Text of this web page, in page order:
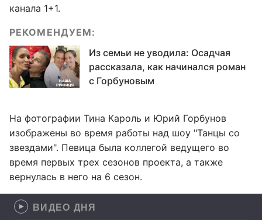
канала 1+1.
РЕКОМЕНДУЕМ:
Из семьи не уводила: Осадчая
рассказала, как начинался роман
с Горбуновым
На фотографии Тина Кароль и Юрий Горбунов
изображены во время работы над шоу "Танцы со
звездами". Певица была коллегой ведущего во
время первых трех сезонов проекта, а также
вернулась в него на 6 сезон.
ВИДЕО ДНЯ